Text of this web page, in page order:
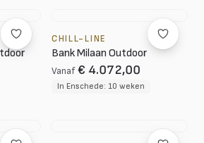
CHILL-LINE
Bank Milaan Outdoor
Vanaf € 4.072,00
In Enschede: 10 weken